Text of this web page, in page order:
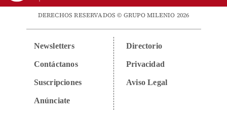
DERECHOS RESERVADOS © GRUPO MILENIO 2026
Newsletters
Contáctanos
Suscripciones
Anúnciate
Directorio
Privacidad
Aviso Legal